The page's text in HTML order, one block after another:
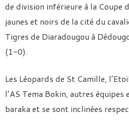
de division inférieure à la Coupe
jaunes et noirs de la cité du
Tigres de Diaradougou à
(1-0).
Les Léopards de St Camille,
l’AS Tema Bokin, autres équipes
baraka et se sont inclinées